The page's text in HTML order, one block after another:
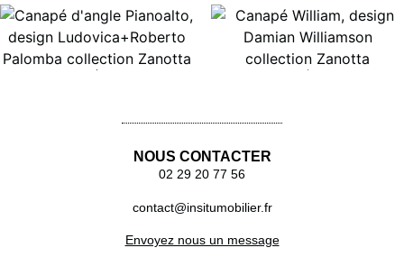
NOUS CONTACTER
02 29 20 77 56
contact@insitumobilier.fr
Envoyez nous un message